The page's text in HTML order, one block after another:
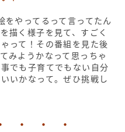
をやってるって言ってたん
描く様子を見て、すごく
って！その番組を見た後
みようかなって思っちゃ
でも子育てでもない自分
いかなって。ぜひ挑戦し
・ ・ ・